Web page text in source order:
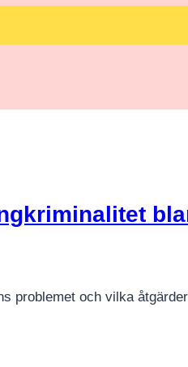
problemet och vilka